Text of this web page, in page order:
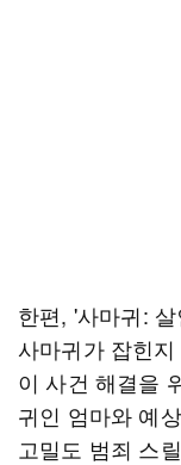
한편, '사마귀:
사마귀가 잡힌
이 사건 해결을
귀인 엄마와 예
고밀도 범죄 스